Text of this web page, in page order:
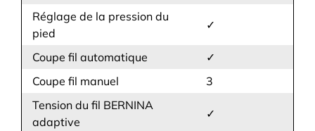
Réglage de la pression du
pied
✓
Coupe fil automatique
✓
Coupe fil manuel
3
Tension du fil BERNINA
adaptive
✓